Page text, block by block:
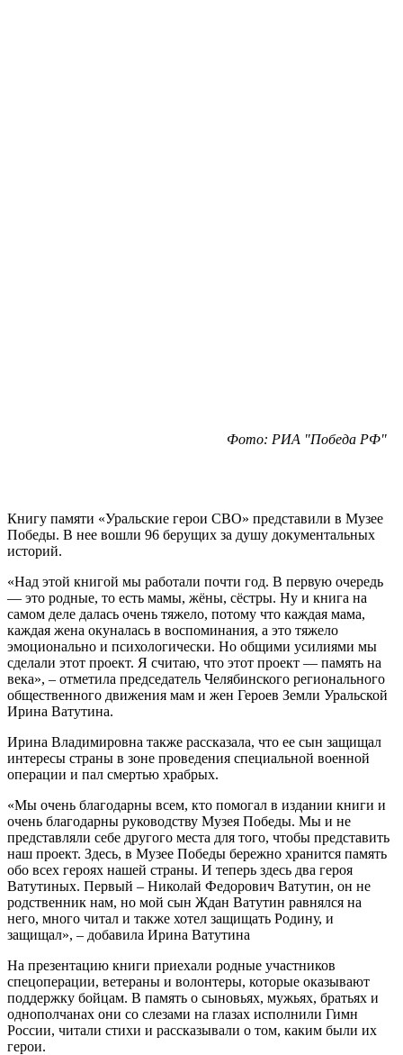
Фото: РИА "Победа РФ"
Книгу памяти «Уральские герои СВО» представили в Музее
Победы. В нее вошли 96 берущих за душу документальных
историй.
«Над этой книгой мы работали почти год. В первую очередь
— это родные, то есть мамы, жёны, сёстры. Ну и книга на
самом деле далась очень тяжело, потому что каждая мама,
каждая жена окуналась в воспоминания, а это тяжело
эмоционально и психологически. Но общими усилиями мы
сделали этот проект. Я считаю, что этот проект — память на
века», – отметила председатель Челябинского регионального
общественного движения мам и жен Героев Земли Уральской
Ирина Ватутина.
Ирина Владимировна также рассказала, что ее сын защищал
интересы страны в зоне проведения специальной военной
операции и пал смертью храбрых.
«Мы очень благодарны всем, кто помогал в издании книги и
очень благодарны руководству Музея Победы. Мы и не
представляли себе другого места для того, чтобы представить
наш проект. Здесь, в Музее Победы бережно хранится память
обо всех героях нашей страны. И теперь здесь два героя
Ватутиных. Первый – Николай Федорович Ватутин, он не
родственник нам, но мой сын Ждан Ватутин равнялся на
него, много читал и также хотел защищать Родину, и
защищал», – добавила Ирина Ватутина
На презентацию книги приехали родные участников
спецоперации, ветераны и волонтеры, которые оказывают
поддержку бойцам. В память о сыновьях, мужьях, братьях и
однополчанах они со слезами на глазах исполнили Гимн
России, читали стихи и рассказывали о том, каким были их
герои.